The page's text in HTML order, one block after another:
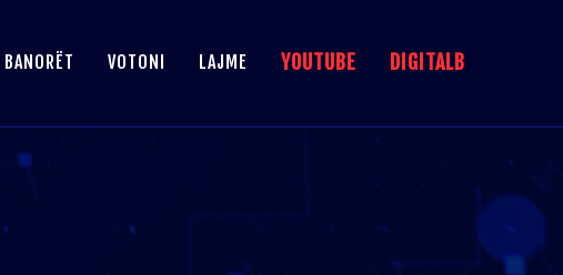
BANORËT VOTONI LAJME YOUTUBE DIGITALB